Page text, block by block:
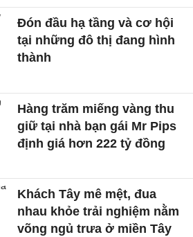
Đón đầu hạ tầng và cơ hội
tại những đô thị đang hình
thành
Hàng trăm miếng vàng thu
giữ tại nhà bạn gái Mr Pips
định giá hơn 222 tỷ đồng
Khách Tây mê mệt, đua
nhau khỏe trải nghiệm nằm
võng ngủ trưa ở miền Tây